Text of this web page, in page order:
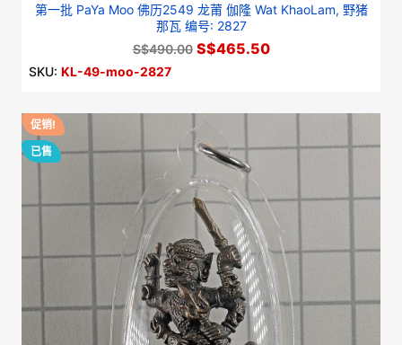
第一批 PaYa Moo 佛历2549 龙莆 伽隆 Wat KhaoLam, 野猪
那瓦 编号: 2827
S$490.00 S$465.50
SKU: KL-49-moo-2827
促销!
-5%
已售